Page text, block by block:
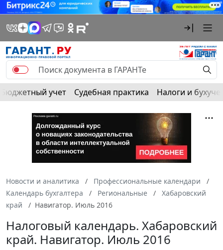
Бюджетный учет Судебная практика Налоги и
Новости и аналитика
Профессиональные календари
Календарь бухгалтера
Региональные
Хабаровский
край
Навигатор. Июль 2016
Налоговый календарь. Хабаровский
край. Навигатор. Июль 2016